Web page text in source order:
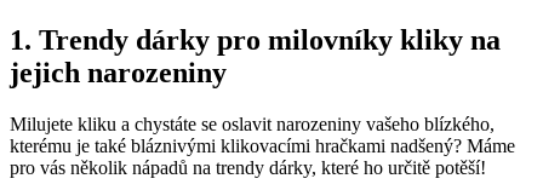
1.⁣ Trendy dárky pro ‍milovníky kliky na
jejich narozeniny
Milujete kliku a chystáte se oslavit narozeniny vašeho ⁢blízkého,
kterému​ je také⁤ bláznivými klikovacími hračkami ‌nadšený? Máme
⁢pro⁢ vás několik nápadů na trendy dárky, které ho určitě potěší!